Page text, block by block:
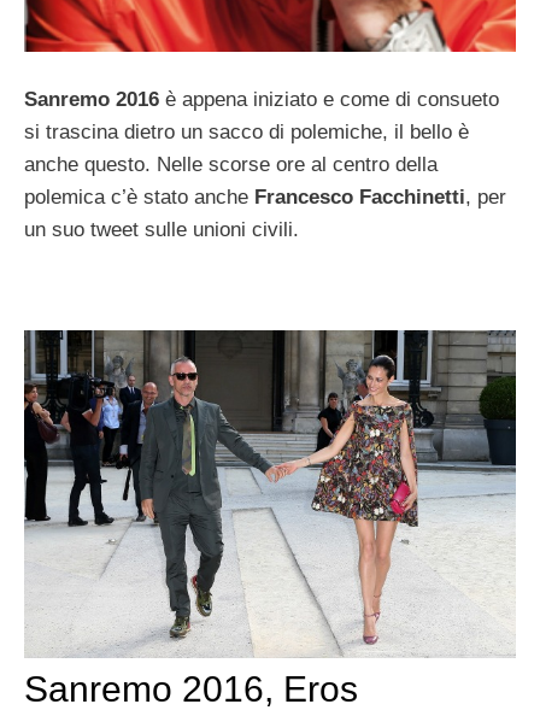
Sanremo 2016 è appena iniziato e come di consueto
si trascina dietro un sacco di polemiche, il bello è
anche questo. Nelle scorse ore al centro della
polemica c’è stato anche Francesco Facchinetti, per
un suo tweet sulle unioni civili.
Sanremo 2016, Eros